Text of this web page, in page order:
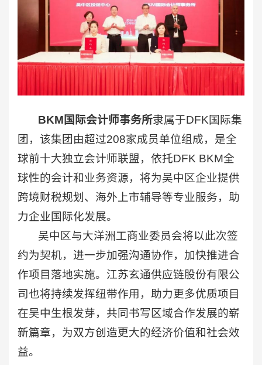
BKM国际会计师事务所隶属于DFK国际集
团，该集团由超过208家成员单位组成，是全
球前十大独立会计师联盟，依托DFK BKM全
球性的会计和业务资源，将为吴中区企业提供
跨境财税规划、海外上市辅导等专业服务，助
力企业国际化发展。
吴中区与大洋洲工商业委员会将以此次签
约为契机，进一步加强沟通协作，加快推进合
作项目落地实施。江苏玄通供应链股份有限公
司也将持续发挥纽带作用，助力更多优质项目
在吴中生根发芽，共同书写区域合作发展的崭
新篇章，为双方创造更大的经济价值和社会效
益。